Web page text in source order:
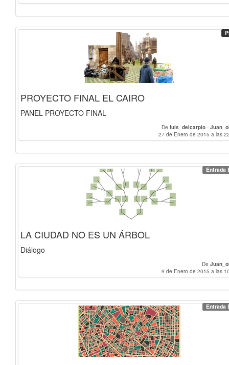
PROYECTO FINAL EL CAIRO
PANEL PROYECTO FINAL
De luis_delcarpio -
27 de Enero de 2015 a las
Entrada
LA CIUDAD NO ES UN ÁRBOL
Diálogo
De
9 de Enero de 2015 a las
Entrada